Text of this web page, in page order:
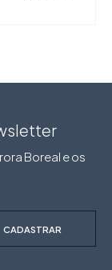
Boreal e os
CADASTRAR